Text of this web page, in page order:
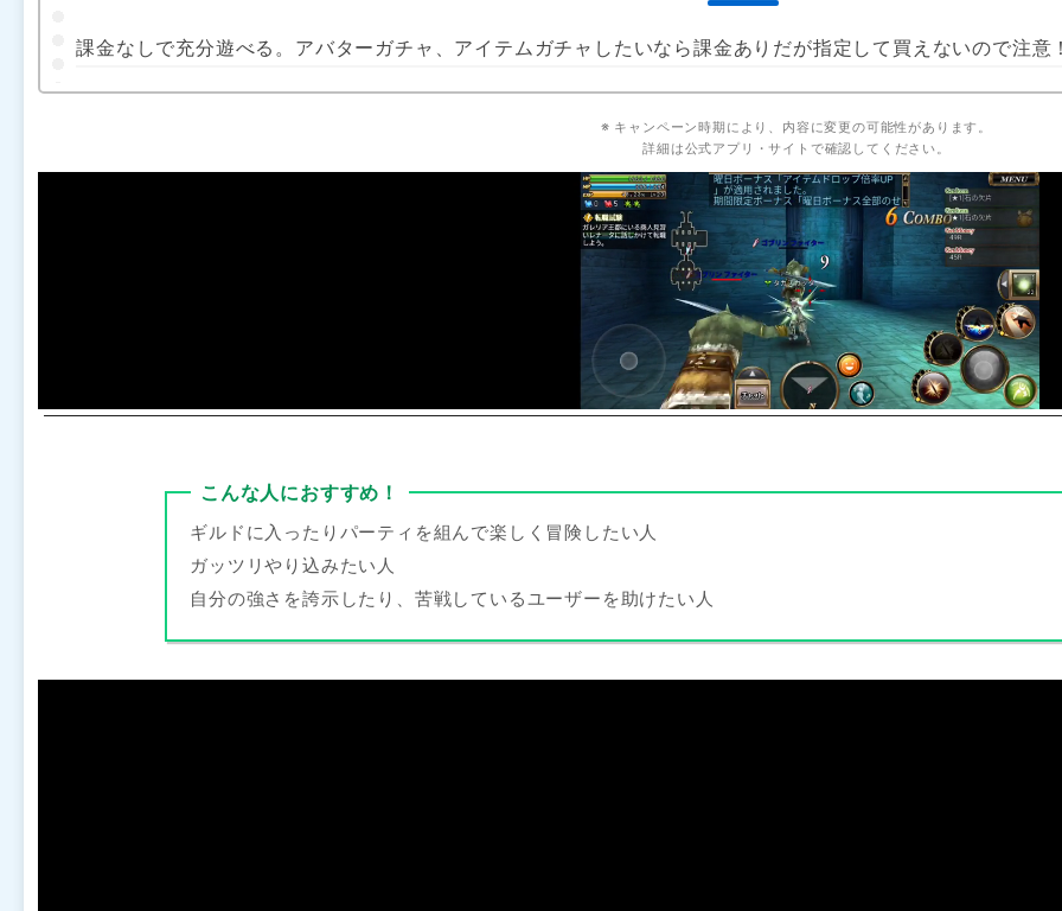
課金なしで充分遊べる。アバターガチャ、アイテムガチャしたいなら課金ありだが指定して買えないので注意
※ キャンペーン時期により、内容に変更の可能性があります。
詳細は公式アプリ・サイトで確認してください。
こんな人におすすめ！
ギルドに入ったりパーティを組んで楽しく冒険したい人
ガッツリやり込みたい人
自分の強さを誇示したり、苦戦しているユーザーを助けたい人